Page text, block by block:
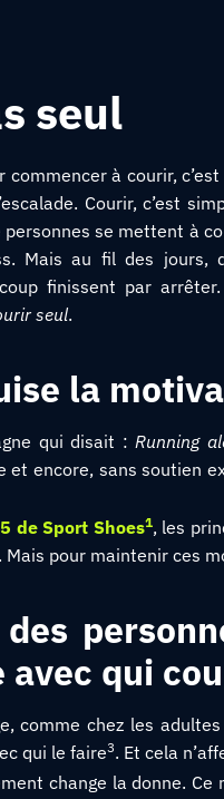
seul
à courir,
Courir, c’est
personnes se mettent à
Mais au fil des jours,
finissent par
seul.
la
qui disait :Running
encore, sans soutien
de Sport Shoes1, les
pour maintenir ces
avec qui
comme chez les
qui le faire3. Et cela
change la donne.